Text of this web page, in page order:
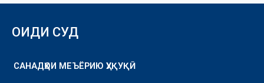
ОИДИ СУД
САНАДҲОИ МЕЪЁРИЮ ҲУҚУҚӢ